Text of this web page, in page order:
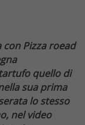
con Pizza roead
quello di
sua prima
lo stesso
nel video